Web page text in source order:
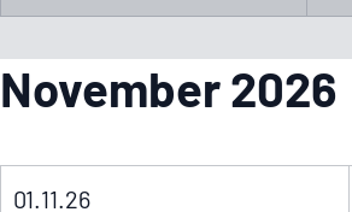
November 2026
01.11.26